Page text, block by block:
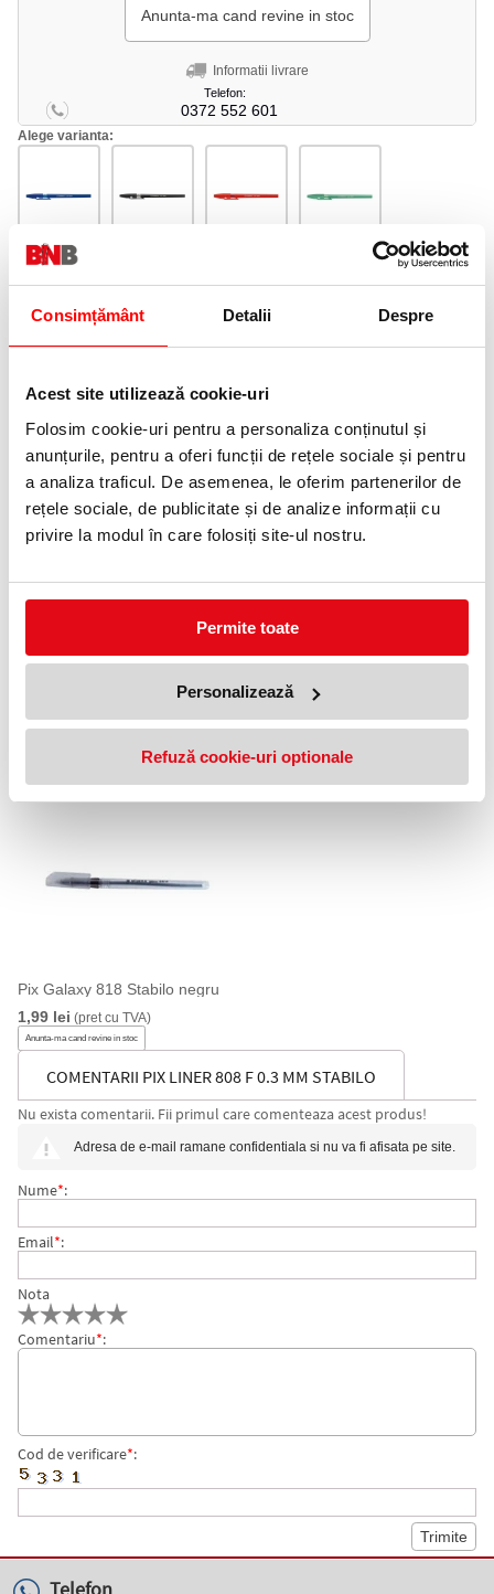
Consimțământ Detalii Despre
Acest site utilizează cookie-uri
Folosim cookie-uri pentru a personaliza conținutul și
anunțurile, pentru a oferi funcții de rețele sociale și pentru
a analiza traficul. De asemenea, le oferim partenerilor de
rețele sociale, de publicitate și de analize informații cu
privire la modul în care folosiți site-ul nostru.
Permite toate
Personalizează
Refuză cookie-uri optionale
Anunta-ma cand revine in stoc
Informatii livrare
Telefon:
0372 552 601
Alege varianta:
Albastru
Adauga in wishlist
scriere. Prevazut cu corp din plastic, semitransparent, capac,
mina cu posibilitate de schimbare.
PRODUSE SIMILARE
Pix Round Stic Bic albastru
(pret cu TVA)
Pix Fine Pilot negru
3,99 lei (pret cu TVA)
Pix Galaxy 818 Stabilo negru
1,99 lei (pret cu TVA)
Anunta-ma cand revine in stoc
COMENTARII PIX LINER 808 F 0.3 MM STABILO
Nu exista comentarii. Fii primul care comenteaza acest produs!
Adresa de e-mail ramane confidentiala si nu va fi afisata pe site.
Nume*:
Email*:
Nota
Comentariu*:
Cod de verificare*: